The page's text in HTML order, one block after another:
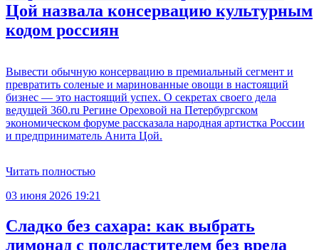
Цой назвала консервацию культурным
кодом россиян
Вывести обычную консервацию в премиальный сегмент и
превратить соленые и маринованные овощи в настоящий
бизнес — это настоящий успех. О секретах своего дела
ведущей 360.ru Регине Ореховой на Петербургском
экономическом форуме рассказала народная артистка России
и предприниматель Анита Цой.
Читать полностью
03 июня 2026 19:21
Сладко без сахара: как выбрать
лимонад с подсластителем без вреда